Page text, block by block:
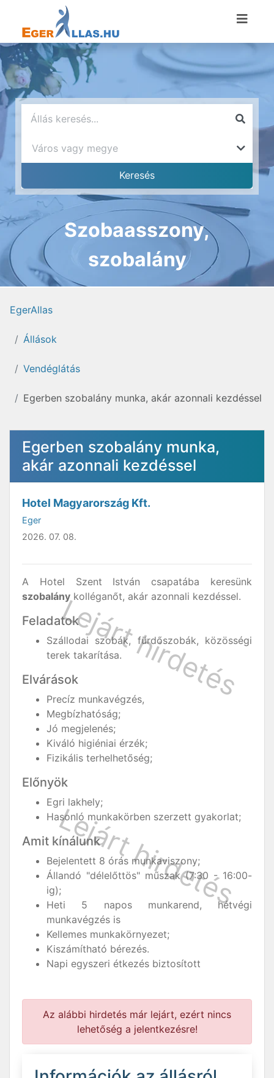
Szobaasszony,
szobalány
EgerAllas
Állások
Vendéglátás
Egerben szobalány munka, akár azonnali kezdéssel
Egerben szobalány munka,
akár azonnali kezdéssel
Hotel Magyarország Kft.
Eger
2026. 07. 08.
A Hotel Szent István csapatába keresünk
szobalány kolléganőt, akár azonnali kezdéssel.
Feladatok
Szállodai szobák, fürdőszobák, közösségi
terek takarítása.
Elvárások
Precíz munkavégzés,
Megbízhatóság;
Jó megjelenés;
Kiváló higiéniai érzék;
Fizikális terhelhetőség;
Előnyök
Egri lakhely;
Hasonló munkakörben szerzett gyakorlat;
Amit kínálunk
Bejelentett 8 órás munkaviszony;
Állandó "délelőttös" műszak (7:30 - 16:00-
ig);
Heti 5 napos munkarend, hétvégi
munkavégzés is
Kellemes munkakörnyezet;
Kiszámítható bérezés.
Napi egyszeri étkezés biztosított
Az alábbi hirdetés már lejárt, ezért nincs
lehetőség a jelentkezésre!